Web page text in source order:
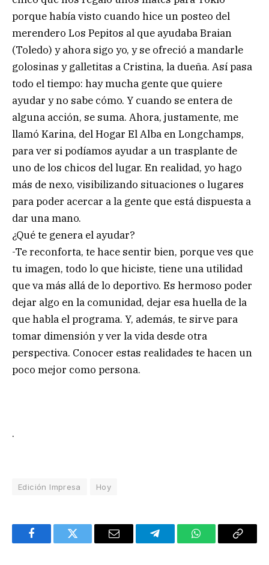
porque había visto cuando hice un posteo del
merendero Los Pepitos al que ayudaba Braian
(Toledo) y ahora sigo yo, y se ofreció a mandarle
golosinas y galletitas a Cristina, la dueña. Así pasa
todo el tiempo: hay mucha gente que quiere
ayudar y no sabe cómo. Y cuando se entera de
alguna acción, se suma. Ahora, justamente, me
llamó Karina, del Hogar El Alba en Longchamps,
para ver si podíamos ayudar a un trasplante de
uno de los chicos del lugar. En realidad, yo hago
más de nexo, visibilizando situaciones o lugares
para poder acercar a la gente que está dispuesta a
dar una mano.
¿Qué te genera el ayudar?
-Te reconforta, te hace sentir bien, porque ves que
tu imagen, todo lo que hiciste, tiene una utilidad
que va más allá de lo deportivo. Es hermoso poder
dejar algo en la comunidad, dejar esa huella de la
que habla el programa. Y, además, te sirve para
tomar dimensión y ver la vida desde otra
perspectiva. Conocer estas realidades te hacen un
poco mejor como persona.
.
Edición Impresa Hoy
FacebookTwitter Email TelegramWhatsAppCopy